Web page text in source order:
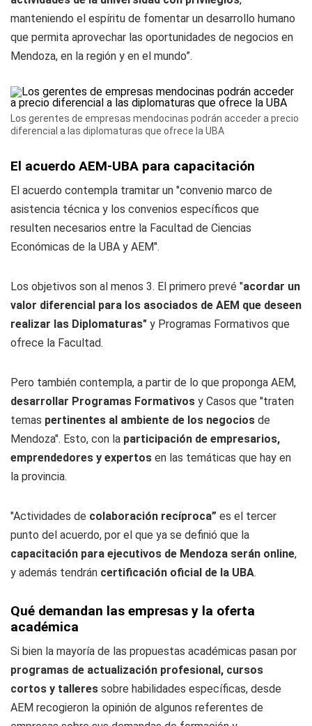
manteniendo el espíritu de fomentar un desarrollo humano
que permita aprovechar las oportunidades de negocios en
Mendoza, en la región y en el mundo”.
Los gerentes de empresas mendocinas podrán acceder a precio
diferencial a las diplomaturas que ofrece la UBA
El acuerdo AEM-UBA para capacitación
El acuerdo contempla tramitar un "convenio marco de
asistencia técnica y los convenios específicos que
resulten necesarios entre la Facultad de Ciencias
Económicas de la UBA y AEM".
Los objetivos son al menos 3. El primero prevé "acordar un
valor diferencial para los asociados de AEM que deseen
realizar las Diplomaturas" y Programas Formativos que
ofrece la Facultad.
Pero también contempla, a partir de lo que proponga AEM,
desarrollar Programas Formativos y Casos que "traten
temas pertinentes al ambiente de los negocios de
Mendoza". Esto, con la participación de empresarios,
emprendedores y expertos en las temáticas que hay en
la provincia.
"Actividades de colaboración recíproca” es el tercer
punto del acuerdo, por el que ya se definió que la
capacitación para ejecutivos de Mendoza serán online,
y además tendrán certificación oficial de la UBA.
Qué demandan las empresas y la oferta
académica
Si bien la mayoría de las propuestas académicas pasan por
programas de actualización profesional, cursos
cortos y talleres sobre habilidades específicas, desde
AEM recogieron la opinión de algunos referentes de